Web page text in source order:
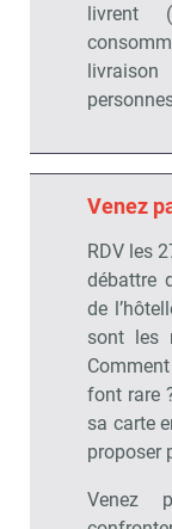
livrent
Venez
RDV les
débattre
de
sont les
font rare
sa carte
proposer
Venez